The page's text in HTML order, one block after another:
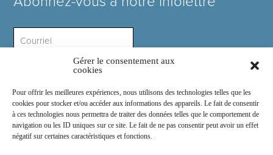
Gérer le consentement aux
cookies
Pour offrir les meilleures expériences, nous utilisons des technologies telles que les
cookies pour stocker et/ou accéder aux informations des appareils. Le fait de consentir
à ces technologies nous permettra de traiter des données telles que le comportement de
navigation ou les ID uniques sur ce site. Le fait de ne pas consentir peut avoir un effet
négatif sur certaines caractéristiques et fonctions.